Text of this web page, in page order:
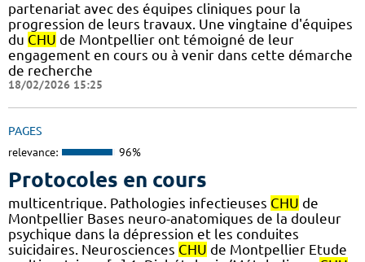
partenariat avec des équipes cliniques pour la
progression de leurs travaux. Une vingtaine d'équipes
du CHU de Montpellier ont témoigné de leur
engagement en cours ou à venir dans cette démarche
de recherche
18/02/2026 15:25
PAGES
relevance: 96%
Protocoles en cours
multicentrique. Pathologies infectieuses CHU de
Montpellier Bases neuro-anatomiques de la douleur
psychique dans la dépression et les conduites
suicidaires. Neurosciences CHU de Montpellier Etude